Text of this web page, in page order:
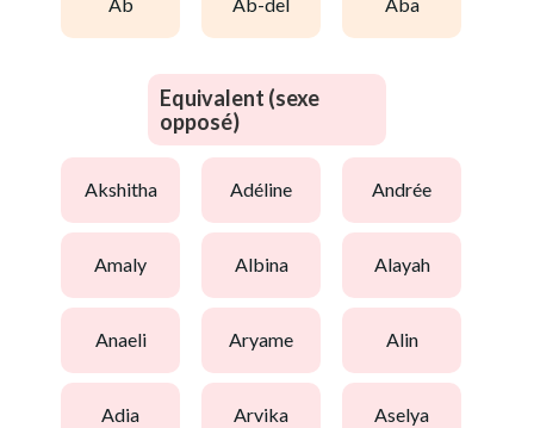
Equivalent (sexe
opposé)
akshitha adéline andrée
amaly albina alayah
anaeli aryame alin
adia arvika aselya